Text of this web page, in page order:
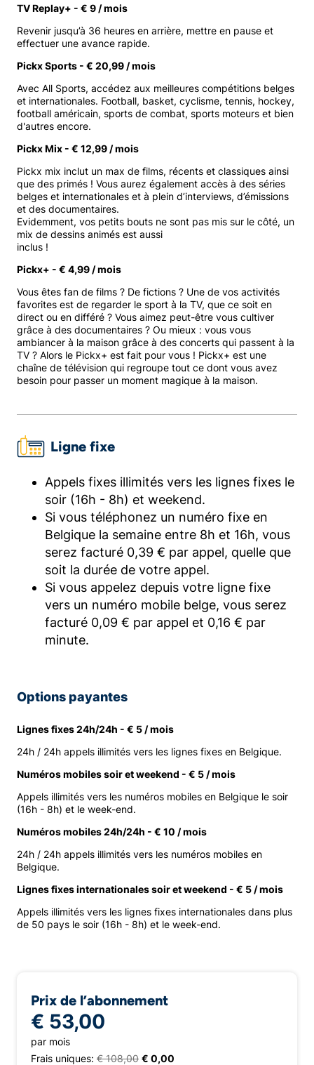
TV Replay+ - € 9 / mois
Revenir jusqu’à 36 heures en arrière, mettre en pause et
effectuer une avance rapide.
Pickx Sports - € 20,99 / mois
Avec All Sports, accédez aux meilleures compétitions belges
et internationales. Football, basket, cyclisme, tennis, hockey,
football américain, sports de combat, sports moteurs et bien
d'autres encore.
Pickx Mix - € 12,99 / mois
Pickx mix inclut un max de films, récents et classiques ainsi
que des primés ! Vous aurez également accès à des séries
belges et internationales et à plein d’interviews, d’émissions
et des documentaires.
Evidemment, vos petits bouts ne sont pas mis sur le côté, un
mix de dessins animés est aussi
inclus !
Pickx+ - € 4,99 / mois
Vous êtes fan de films ? De fictions ? Une de vos activités
favorites est de regarder le sport à la TV, que ce soit en
direct ou en différé ? Vous aimez peut-être vous cultiver
grâce à des documentaires ? Ou mieux : vous vous
ambiancer à la maison grâce à des concerts qui passent à la
TV ? Alors le Pickx+ est fait pour vous ! Pickx+ est une
chaîne de télévision qui regroupe tout ce dont vous avez
besoin pour passer un moment magique à la maison.
Ligne fixe
Appels fixes illimités vers les lignes fixes le
soir (16h - 8h) et weekend.
Si vous téléphonez un numéro fixe en
Belgique la semaine entre 8h et 16h, vous
serez facturé 0,39 € par appel, quelle que
soit la durée de votre appel.
Si vous appelez depuis votre ligne fixe
vers un numéro mobile belge, vous serez
facturé 0,09 € par appel et 0,16 € par
minute.
Options payantes
Lignes fixes 24h/24h - € 5 / mois
24h / 24h appels illimités vers les lignes fixes en Belgique.
Numéros mobiles soir et weekend - € 5 / mois
Appels illimités vers les numéros mobiles en Belgique le soir
(16h - 8h) et le week-end.
Numéros mobiles 24h/24h - € 10 / mois
24h / 24h appels illimités vers les numéros mobiles en
Belgique.
Lignes fixes internationales soir et weekend - € 5 / mois
Appels illimités vers les lignes fixes internationales dans plus
de 50 pays le soir (16h - 8h) et le week-end.
Prix de l’abonnement
€ 53,00
par mois
Frais uniques: € 108,00 € 0,00